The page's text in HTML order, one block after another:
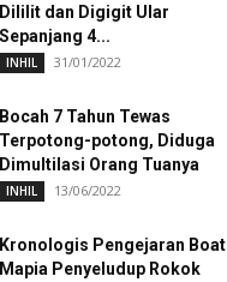
Dililit dan Digigit Ular
Sepanjang 4...
INHIL 31/01/2022
Bocah 7 Tahun Tewas
Terpotong-potong, Diduga
Dimultilasi Orang Tuanya
INHIL 13/06/2022
Kronologis Pengejaran Boat
Mapia Penyeludup Rokok